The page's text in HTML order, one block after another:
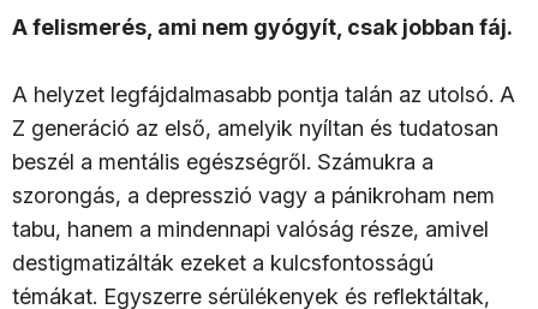
A felismerés, ami nem gyógyít, csak jobban fáj.
A helyzet legfájdalmasabb pontja talán az utolsó. A
Z generáció az első, amelyik nyíltan és tudatosan
beszél a mentális egészségről. Számukra a
szorongás, a depresszió vagy a pánikroham nem
tabu, hanem a mindennapi valóság része, amivel
destigmatizálták ezeket a kulcsfontosságú
témákat. Egyszerre sérülékenyek és reflektáltak,